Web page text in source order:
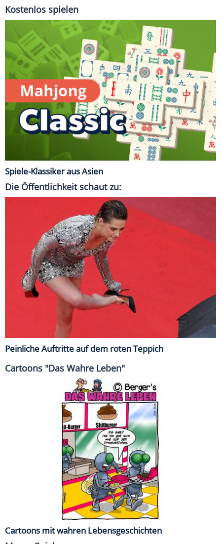
Kostenlos spielen
Spiele-Klassiker aus Asien
Die Öffentlichkeit schaut zu:
Peinliche Auftritte auf dem roten Teppich
Cartoons "Das Wahre Leben"
Cartoons mit wahren Lebensgeschichten